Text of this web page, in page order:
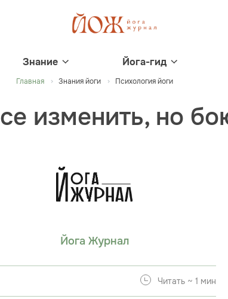
Знание Йога-гид
Главная Знания йоги Психология йоги
изменить, но
Йога Журнал
Читать ~ 1 мин